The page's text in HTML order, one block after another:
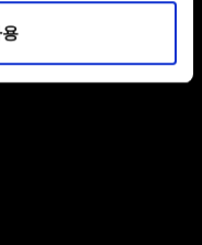
트너와 공유할 수도
키를 사용할
니다.